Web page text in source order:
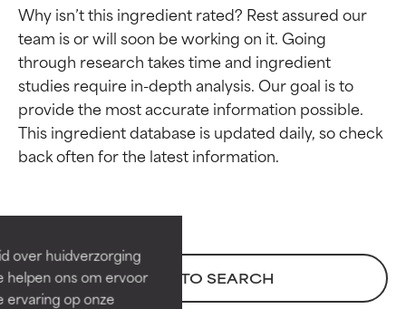
over huidverzorging
helpen ons om ervoor
ervaring op onze
Why isn’t this ingredient rated? Rest assured our
team is or will soon be working on it. Going
through research takes time and ingredient
studies require in-depth analysis. Our goal is to
provide the most accurate information possible.
This ingredient database is updated daily, so check
BACK TO SEARCH
Beoordelingen van
Bewezen en ondersteund door
onafhankelijk onderzoek.
Uitstekend actief ingrediënt
Beoordelingen van
Bewezen en ondersteund door
onafhankelijk onderzoek.
Uitstekend actief ingrediënt